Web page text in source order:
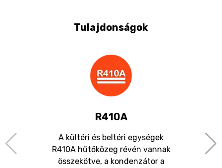
Tulajdonságok
R410A
A kültéri és beltéri egységek
R410A hűtőközeg révén vannak
összekötve, a kondenzátor a